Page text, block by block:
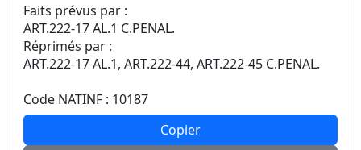
Faits prévus par :
ART.222-17 AL.1 C.PENAL.
Réprimés par :
ART.222-17 AL.1, ART.222-44, ART.222-45 C.PENAL.
Code NATINF : 10187
Copier